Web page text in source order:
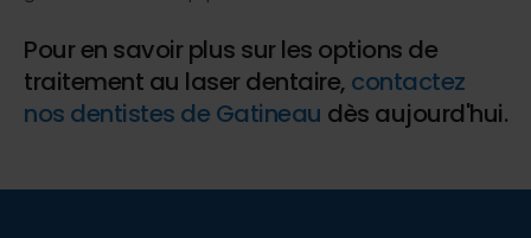
Pour en savoir plus sur les options de
traitement au laser dentaire, contactez
nos dentistes de Gatineau dès aujourd'hui.